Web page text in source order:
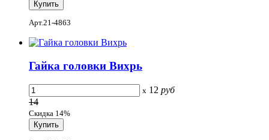
Арт.21-4863
Гайка головки Вихрь
x 12 руб
14
Скидка 14%